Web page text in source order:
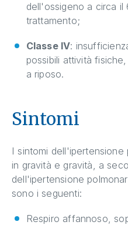
dell'ossigeno a circa
trattamento;
Classe IV:
possibili attività
a riposo.
Sintomi
I sintomi
in gravità e gravità, a
dell'ipertensione
sono i seguenti:
Respiro affannoso,